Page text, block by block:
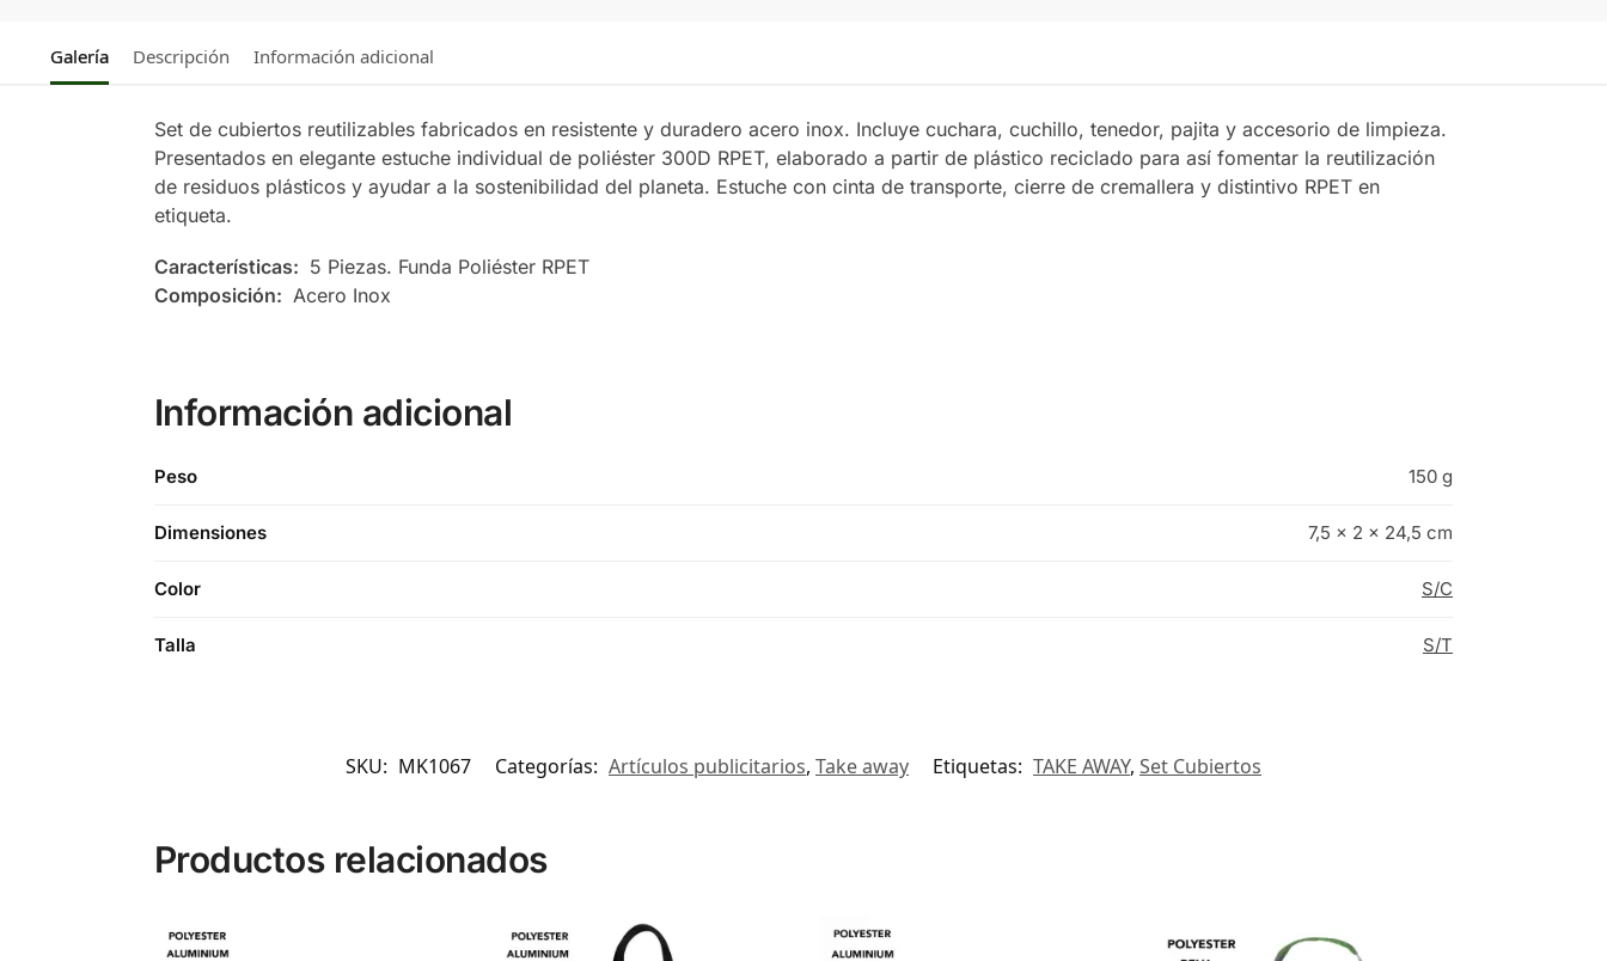
Galería Descripción Información adicional
Set de cubiertos reutilizables fabricados en resistente y duradero acero inox. Incluye cuchara, cuchillo, tenedor, pajita y accesorio de limpieza.
Presentados en elegante estuche individual de poliéster 300D RPET, elaborado a partir de plástico reciclado para así fomentar la reutilización
de residuos plásticos y ayudar a la sostenibilidad del planeta. Estuche con cinta de transporte, cierre de cremallera y distintivo RPET en
etiqueta.
Características: 5 Piezas. Funda Poliéster RPET
Composición: Acero Inox
Información adicional
Peso 150 g
Dimensiones 7,5 × 2 × 24,5 cm
Color S/C
Talla S/T
SKU: MK1067 Categorías: Artículos publicitarios, Take away Etiquetas: TAKE AWAY, Set Cubiertos
Productos relacionados